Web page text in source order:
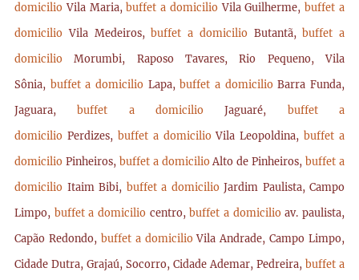
domicilioVila Maria,buffet a domicilioVila Guilherme,buffet a
domicilioVila Medeiros,buffet a domicilio Butantã,buffet a
domicilioMorumbi, Raposo Tavares, Rio Pequeno, Vila
Sônia, buffet a domicilio Lapa,buffet a domicilioBarra Funda,
Jaguara,buffet a domicilioJaguaré, buffet a
domicilio Perdizes, buffet a domicilioVila Leopoldina,buffet a
domicilio Pinheiros, buffet a domicilioAlto de Pinheiros,buffet a
domicilio Itaim Bibi, buffet a domicilio Jardim Paulista, Campo
Limpo, buffet a domicilio centro,buffet a domicilioav. paulista,
Capão Redondo, buffet a domicilioVila Andrade, Campo Limpo,
Cidade Dutra, Grajaú, Socorro, Cidade Ademar, Pedreira, buffet a